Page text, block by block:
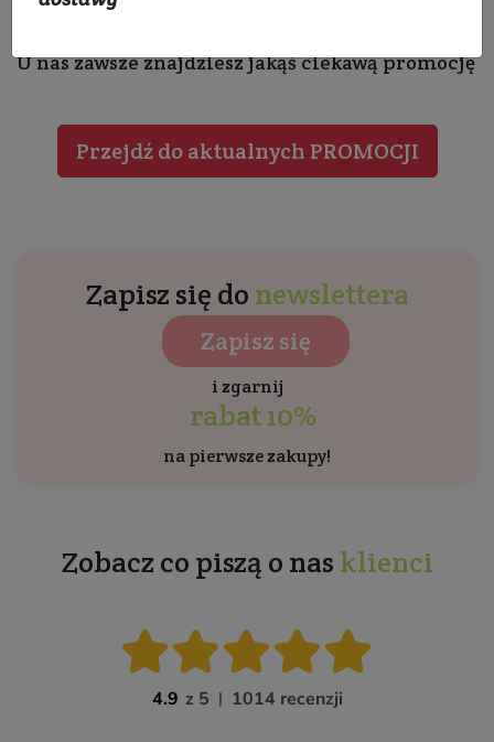
Ale nie martw się
U nas zawsze znajdziesz jakąś ciekawą promocję
Przejdź do aktualnych PROMOCJI
Zapisz się do newslettera
Zapisz się
i zgarnij
rabat 10%
na pierwsze zakupy!
Zobacz co piszą o nas klienci